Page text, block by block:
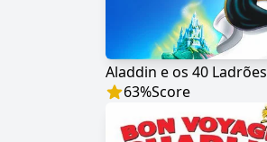
Aladdin e os 40 Ladrões
63%Score